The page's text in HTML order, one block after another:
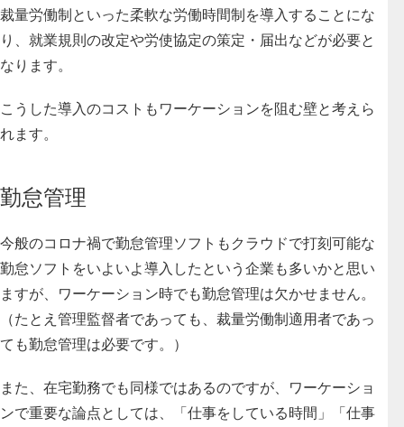
裁量労働制といった柔軟な労働時間制を導入することにな
り、就業規則の改定や労使協定の策定・届出などが必要と
なります。
こうした導入のコストもワーケーションを阻む壁と考えら
れます。
勤怠管理
今般のコロナ禍で勤怠管理ソフトもクラウドで打刻可能な
勤怠ソフトをいよいよ導入したという企業も多いかと思い
ますが、 ワーケーション時でも勤怠管理は欠かせません。
（たとえ管理監督者であっても、裁量労働制適用者であっ
ても勤怠管理は必要です。）
また、在宅勤務でも同様ではあるのですが、ワーケーショ
ンで重要な論点としては、「仕事をしている時間」「仕事